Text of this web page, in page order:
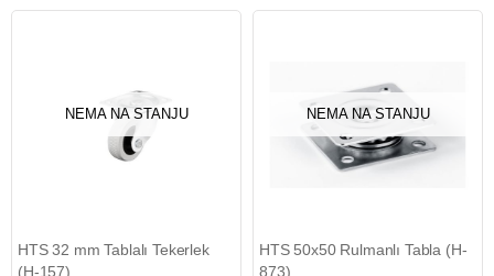
NEMA NA STANJU
HTS 32 mm Tablalı Tekerlek
(H-157)
NEMA NA STANJU
HTS 50x50 Rulmanlı Tabla (H-
873)